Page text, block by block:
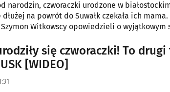
narodzin, czworaczki urodzone w
na powrót do Suwałk czekała ich
Witkowscy opowiedzieli o wyjątkowym
się czworaczki! To
[WIDEO]